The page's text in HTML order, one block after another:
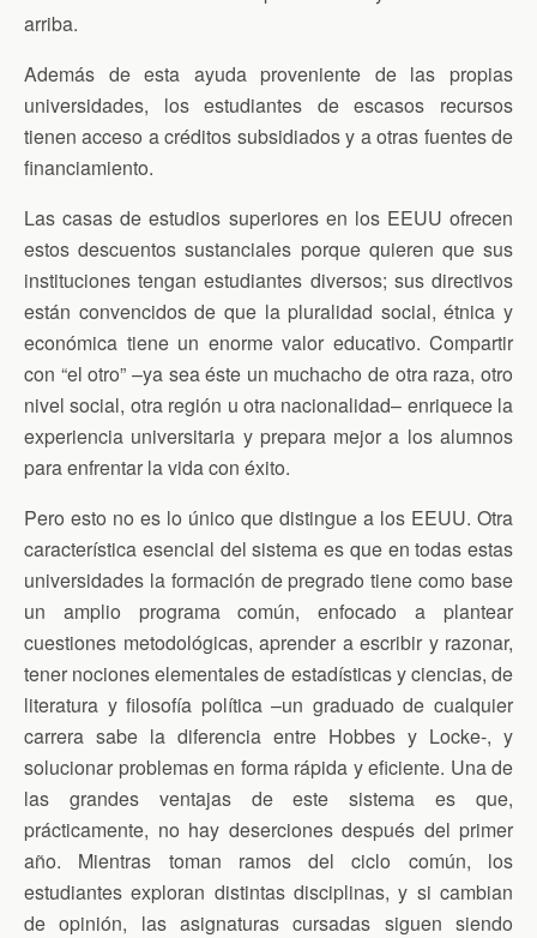
arriba.
Además de esta ayuda proveniente de las propias
universidades, los estudiantes de escasos recursos
tienen acceso a créditos subsidiados y a otras fuentes de
financiamiento.
Las casas de estudios superiores en los EEUU ofrecen
estos descuentos sustanciales porque quieren que sus
instituciones tengan estudiantes diversos; sus directivos
están convencidos de que la pluralidad social, étnica y
económica tiene un enorme valor educativo. Compartir
con “el otro” –ya sea éste un muchacho de otra raza, otro
nivel social, otra región u otra nacionalidad– enriquece la
experiencia universitaria y prepara mejor a los alumnos
para enfrentar la vida con éxito.
Pero esto no es lo único que distingue a los EEUU. Otra
característica esencial del sistema es que en todas estas
universidades la formación de pregrado tiene como base
un amplio programa común, enfocado a plantear
cuestiones metodológicas, aprender a escribir y razonar,
tener nociones elementales de estadísticas y ciencias, de
literatura y filosofía política –un graduado de cualquier
carrera sabe la diferencia entre Hobbes y Locke-, y
solucionar problemas en forma rápida y eficiente. Una de
las grandes ventajas de este sistema es que,
prácticamente, no hay deserciones después del primer
año. Mientras toman ramos del ciclo común, los
estudiantes exploran distintas disciplinas, y si cambian
de opinión, las asignaturas cursadas siguen siendo